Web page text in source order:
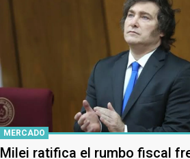
MERCADO
Milei ratifica el rumbo fiscal